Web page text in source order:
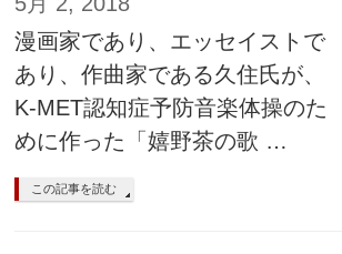
漫画家であり、エッセイストで
あり、作曲家である久住氏が、
K-MET認知症予防音楽体操のた
めに作った「嬉野茶の歌 …
この記事を読む